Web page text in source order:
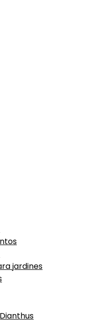
jardines